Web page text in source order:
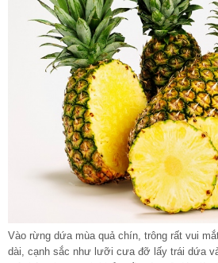
Vào rừng dứa mùa quả chín, trông rất vui
dài, cạnh sắc như lưỡi cưa đỡ lấy trái dứa